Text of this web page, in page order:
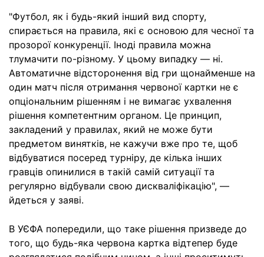
"Футбол, як і будь-який інший вид спорту,
спирається на правила, які є основою для чесної та
прозорої конкуренції. Іноді правила можна
тлумачити по-різному. У цьому випадку — ні.
Автоматичне відсторонення від гри щонайменше на
один матч після отримання червоної картки не є
опціональним рішенням і не вимагає ухвалення
рішення компетентним органом. Це принцип,
закладений у правилах, який не може бути
предметом винятків, не кажучи вже про те, щоб
відбуватися посеред турніру, де кілька інших
гравців опинилися в такій самій ситуації та
регулярно відбували свою дискваліфікацію", —
йдеться у заяві.
В УЄФА попередили, що таке рішення призведе до
того, що будь-яка червона картка відтепер буде